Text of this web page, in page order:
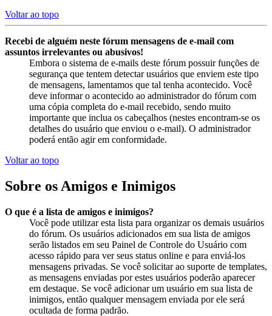
Voltar ao topo
Recebi de alguém neste fórum mensagens de e-mail com
assuntos irrelevantes ou abusivos!
Embora o sistema de e-mails deste fórum possuir funções de
segurança que tentem detectar usuários que enviem este tipo
de mensagens, lamentamos que tal tenha acontecido. Você
deve informar o acontecido ao administrador do fórum com
uma cópia completa do e-mail recebido, sendo muito
importante que inclua os cabeçalhos (nestes encontram-se os
detalhes do usuário que enviou o e-mail). O administrador
poderá então agir em conformidade.
Voltar ao topo
Sobre os Amigos e Inimigos
O que é a lista de amigos e inimigos?
Você pode utilizar esta lista para organizar os demais usuários
do fórum. Os usuários adicionados em sua lista de amigos
serão listados em seu Painel de Controle do Usuário com
acesso rápido para ver seus status online e para enviá-los
mensagens privadas. Se você solicitar ao suporte de templates,
as mensagens enviadas por estes usuários poderão aparecer
em destaque. Se você adicionar um usuário em sua lista de
inimigos, então qualquer mensagem enviada por ele será
ocultada de forma padrão.